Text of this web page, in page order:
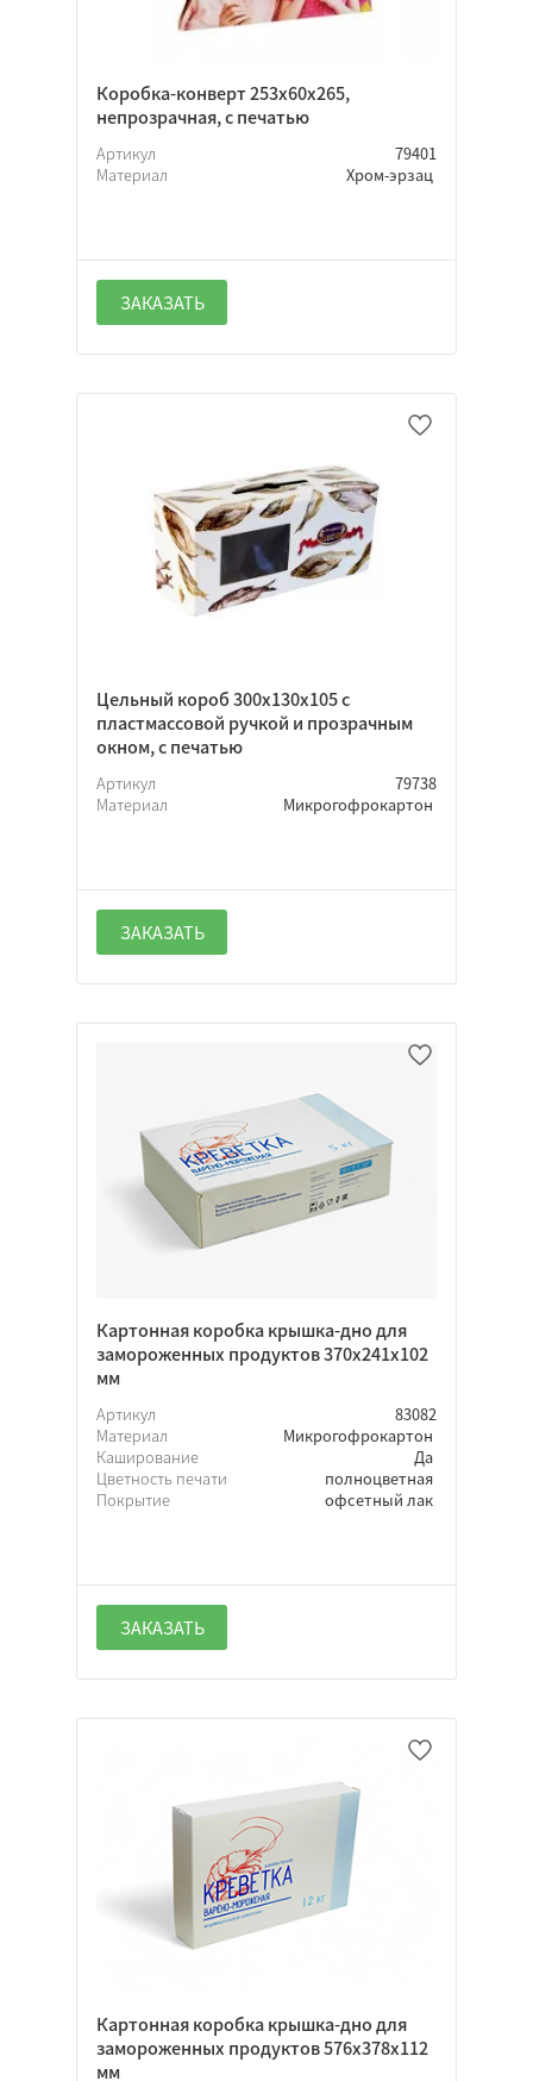
Коробка-конверт 253х60х265,
непрозрачная, с печатью
Артикул
79401
Материал
Хром-эрзац
ЗАКАЗАТЬ
Цельный короб 300х130х105 с
пластмассовой ручкой и прозрачным
окном, с печатью
Артикул
79738
Материал
Микрогофрокартон
ЗАКАЗАТЬ
Картонная коробка крышка-дно для
замороженных продуктов 370х241х102
мм
Артикул
83082
Материал
Микрогофрокартон
Каширование
Да
Цветность печати
полноцветная
Покрытие
офсетный лак
ЗАКАЗАТЬ
Картонная коробка крышка-дно для
замороженных продуктов 576х378х112
мм